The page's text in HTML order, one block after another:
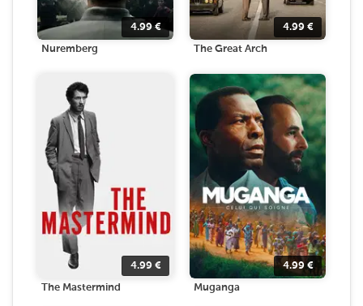
4.99€
Nuremberg
4.99 €
The Great Arch
4.99 €
The Mastermind
4.99 €
Muganga